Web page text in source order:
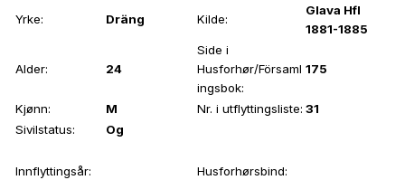
Yrke: Dräng Kilde:
Glava Hfl
1881-1885
Alder: 24
Side i
Husforhør/Församl
ingsbok:
175
Kjønn: M Nr. i utflyttingsliste: 31
Sivilstatus:
Og
Innflyttingsår:
Husforhørsbind: